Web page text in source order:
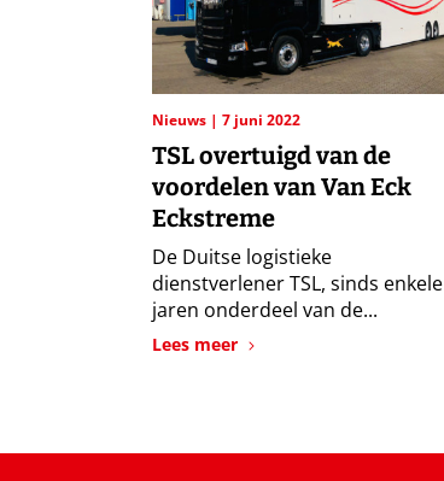
Nieuws 7 juni 2022
TSL overtuigd van de
voordelen van Van Eck
Eckstreme
De Duitse logistieke
dienstverlener TSL, sinds enkele
jaren onderdeel van de...
Lees meer